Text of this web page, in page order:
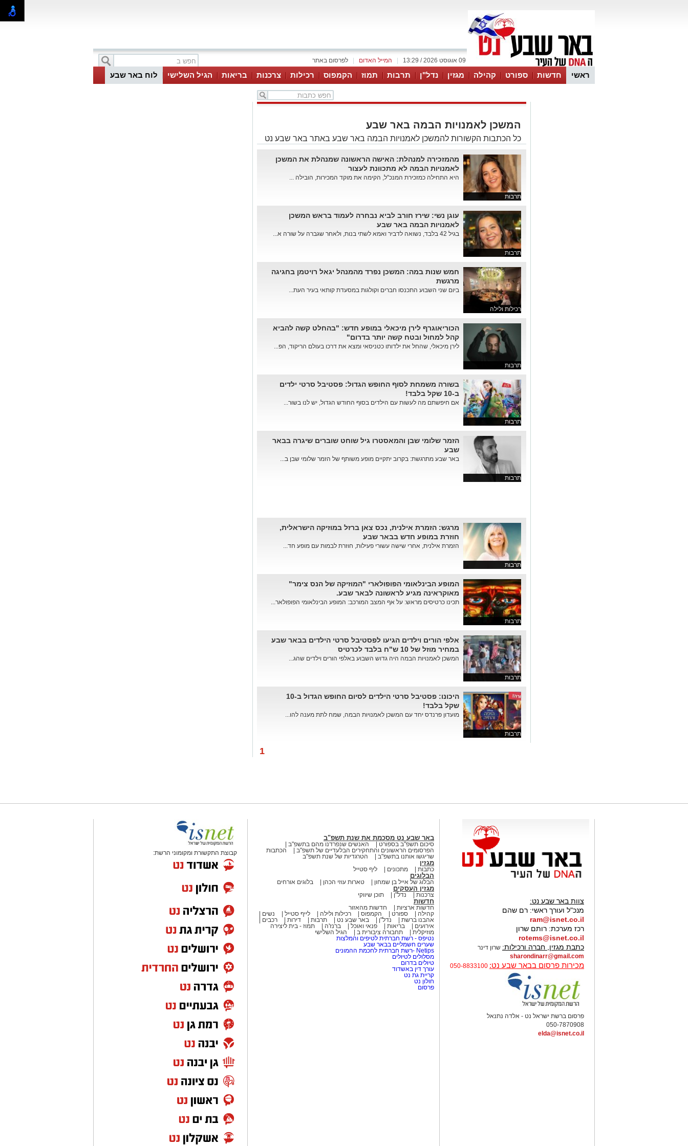
לפרסום באתר המייל האדום 09 אוגוסט 2026 / 13:29
ראשי חדשות ספורט קהילה מגזין נדל"ן תרבות תמוז הקמפוס רכילות צרכנות בריאות הגיל השלישי
לוח באר שבע
המשכן לאמנויות הבמה באר שבע
כל הכתבות הקשורות להמשכן לאמנויות הבמה באר שבע באתר באר שבע נט
תרבות
מהמזכירה למנהלת: האישה הראשונה שמנהלת את המשכן
לאמנויות הבמה לא מתכוונת לעצור
היא התחילה כמזכירת המנכ"ל, הקימה את מוקד המכירות, הובילה ...
תרבות
עוגן נשי: שירז חורב לביא נבחרה לעמוד בראש המשכן
לאמנויות הבמה באר שבע
בגיל 42 בלבד, נשואה לדביר ואמא לשתי בנות, ולאחר שגברה על שורה א...
רכילות ולילה
חמש שנות במה: המשכן נפרד מהמנהל יגאל רויטמן בחגיגה
מרגשת
ביום שני השבוע התכנסו חברים וקולגות במסעדת קותאי בעיר העת...
תרבות
הכוריאוגרף לירן מיכאלי במופע חדש: "בהחלט קשה להביא
קהל למחול ובטח קשה יותר בדרום"
לירן מיכאלי, שהחל את ילדותו כטניסאי ומצא את דרכו בעולם הריקוד, הפ...
תרבות
בשורה משמחת לסוף החופש הגדול: פסטיבל סרטי ילדים
ב-10 שקל בלבד!
אם חיפשתם מה לעשות עם הילדים בסוף החודש הגדול, יש לנו בשור...
תרבות
הזמר שלומי שבן והמאסטרו גיל שוחט שוברים שיגרה בבאר
שבע
באר שבע מתרגשת: בקרוב יתקיים מופע משותף של הזמר שלומי שבן ב...
תרבות
מרגש: הזמרת אילנית, נכס צאן ברזל במוזיקה הישראלית,
חוזרת במופע חדש בבאר שבע
הזמרת אילנית, אחרי שישה עשורי פעילות, חוזרת לבמות עם מופע חד...
תרבות
המופע הבינלאומי הפופולארי "המוזיקה של הנס צימר"
מאוקראינה מגיע לראשונה לבאר שבע.
תכינו כרטיסים מראש: על אף המצב המורכב: המופע הבינלאומי הפופולאר...
תרבות
אלפי הורים וילדים הגיעו לפסטיבל סרטי הילדים בבאר שבע
במחיר מוזל של 10 ש"ח בלבד לכרטיס
המשכן לאמנויות הבמה היה גדוש השבוע באלפי הורים וילדים שהג...
תרבות
היכונו: פסטיבל סרטי הילדים לסיום החופש הגדול ב-10
שקל בלבד!
מועדון פרנדס יחד עם המשכן לאמנויות הבמה, שמח לתת מענה להו...
1
צוות באר שבע נט:
מנכ"ל ועורך ראשי: רם שהם
ram@isnet.co.il
רכז מערכת: רותם שרון
rotems@isnet.co.il
כתבת מגזין, חברה ורכילות: שרון דינר
sharondinarr@gmail.com
מכירות פרסום בבאר שבע נט: 050-8833100
פרסום ברשת ישראל נט - אלדה נתנאל
050-7870908
elda@isnet.co.il
באר שבע נט מסכמת את שנת תשפ"ב
סיכום תשפ"ב בספורט
האנשים שנפרדנו מהם בתשפ"ב
הפרסומים הראשונים והתחקירים הבלעדיים של תשפ"ב
הכתבות
שריגשו אותנו בתשפ"ב
הטרגדיות של שנת תשפ"ב
מגזין
כתבות מתכונים ליף סטייל
הבלוגים
הבלוג של אייל בן שמחון טארות עוזי הכהן בלוגים אורחים
מגזין העסקים
צרכנות נדל"ן תוכן שיווקי
חדשות
חדשות ארציות
חדשות מהאזור
קהילה
ספורט הקמפוס רכילות ולילה לייף סטייל
נשים
אהבנו ברשת
נדל"ן באר שבע נט תרבות דירות
רכבים
אירועים
בריאות פנאי ואוכל ברנז'ה
תמוז - בית ליצירה
מוזיקלית
תחבורה ציבורית ב
הגיל השלישי
נטיפס - רשת חברתית לטיפים והמלצות
שערים חשמליים בבאר שבע
Netips -רשת חברתית לחכמת ההמונים
מסלולים לטיולים
טיולים בדרום
עורך דין באשדוד
קריית גת נט
חולון נט
פרסום
קבוצת התקשורת ומקומוני הרשת: